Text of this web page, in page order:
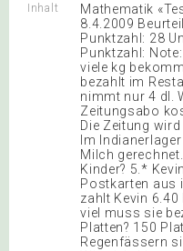
Inhalt
Mathematik
8.4.2009
Punktzahl: 28
Punktzahl:
viele kg
bezahlt im
nimmt nur 4 dl.
Zeitungsabo
Die Zeitung
Im
Milch
Kinder? 5.*
Postkarten aus
zahlt Kevin 6.40
viel muss sie
Platten? 150
Regenfässern